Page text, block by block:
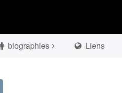
biographies Liens